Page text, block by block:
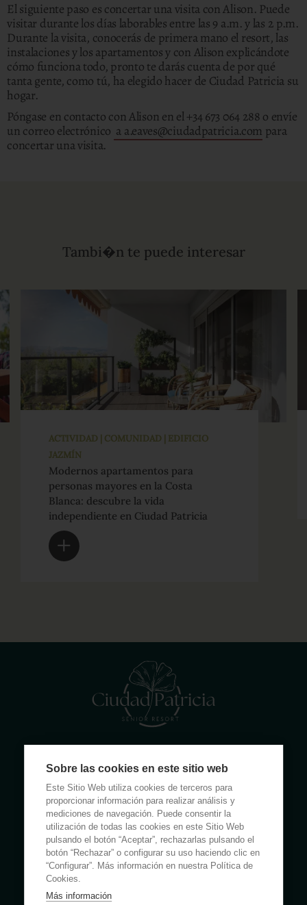
El siguiente paso es concertar una visita con Alison. Puede
visitar durante los días laborables entre las 9 a.m. y las 2 p.m.
Durante la visita, conocerás de primera mano el resort, las
instalaciones y los apartamentos y con Alison explicándote
cómo funciona todo, pronto te darás cuenta de por qué
tanta gente, como tú, ha elegido hacer de Ciudad Patricia su
hogar.
Póngase en contacto con Alison en el +34 673 064 288 o envíe
un correo electrónico a a.eaves@ciudadpatricia.com para
concertar una visita.
Tambi�n te puede interesar
ACTIVIDAD | COMUNIDAD | EDIFICIO
JAZMÍN
Modernos apartamentos para
personas mayores en la Costa
Blanca: descubre la vida
independiente en Ciudad Patricia
(+34) 965 855 100
apartamentos@ciudadpatricia.com
Sobre las cookies en este sitio web
Este Sitio Web utiliza cookies de terceros para
proporcionar información para realizar análisis y
mediciones de navegación. Puede consentir la
utilización de todas las cookies en este Sitio Web
pulsando el botón “Aceptar”, rechazarlas pulsando el
botón “Rechazar” o configurar su uso haciendo clic en
“Configurar”. Más información en nuestra Política de
Cookies.
Más información